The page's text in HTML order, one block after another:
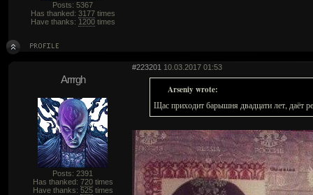
Posts: 5367
Has thanked: 3177times
Have thanks: 1200times
#223201 10.03.2017 01:53
Arrrgh
Posts: 2391
Has thanked: 720times
Have thanks: 525times
Arseniy wrote:
Щас приходит барышня двадцати лет, даёт